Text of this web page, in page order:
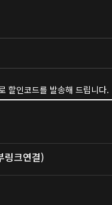
할인코드를 발송해 드립니다.
크연결)